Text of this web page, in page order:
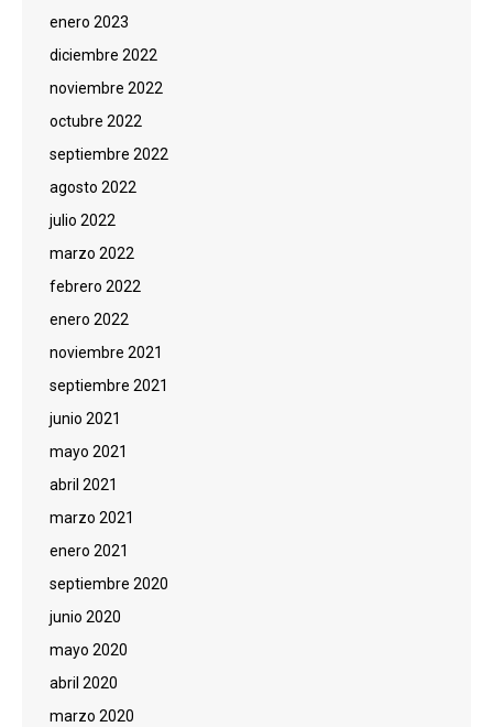
enero 2023
diciembre 2022
noviembre 2022
octubre 2022
septiembre 2022
agosto 2022
julio 2022
marzo 2022
febrero 2022
enero 2022
noviembre 2021
septiembre 2021
junio 2021
mayo 2021
abril 2021
marzo 2021
enero 2021
septiembre 2020
junio 2020
mayo 2020
abril 2020
marzo 2020